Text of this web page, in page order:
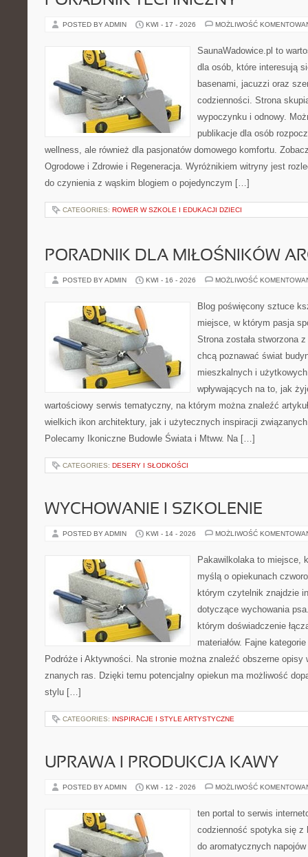
POSTED BY ADMIN KWI - 17 - 2026 MOŻLIWOŚĆ
SaunaWadowice.pl to
dla osób, które interesują
basenami, jacuzzi oraz
codzienności. Strona
wypoczynku i odnowy.
publikacje dla osób
wellness, ale również dla pasjonatów domowego komfortu.
Ogrodowe i Zdrowie i Regeneracja. Wyróżnikiem witryny jest
do czynienia z wąskim blogiem o pojedynczym […]
CATEGORIES: ROWER W SZKOLE I EDUKACJI DZIECI
PORADNIK DLA MIŁOŚNIKÓW
POSTED BY ADMIN KWI - 16 - 2026 MOŻLIWOŚĆ
Blog poświęcony sztuce
miejsce, w którym pasja
Strona została stworzona
chcą poznawać świat
mieszkalnych i
wpływających na to, jak
wartościowy serwis tematyczny, na którym można znaleźć
wielkich ikon architektury, jak i użytecznych inspiracji
Polecamy Ikoniczne Budowle Świata i Mtww. Na […]
CATEGORIES: DESERY I SŁODKOŚCI
WYCHOWANIE I SZKOLENIE
POSTED BY ADMIN KWI - 14 - 2026 MOŻLIWOŚĆ
Pakawilkolaka to miejsce,
myślą o opiekunach
którym czytelnik znajdzie
dotyczące wychowania
którym doświadczenie
materiałów. Fajne
Podróże i Aktywności. Na stronie można znaleźć obszerne opisy
znanych ras. Dzięki temu potencjalny opiekun ma możliwość
stylu […]
CATEGORIES: INSPIRACJE I STYLE ARTYSTYCZNE
UPRAWA I PRODUKCJA KAWY
POSTED BY ADMIN KWI - 12 - 2026 MOŻLIWOŚĆ
ten portal to serwis
codzienność spotyka się z
do aromatycznych